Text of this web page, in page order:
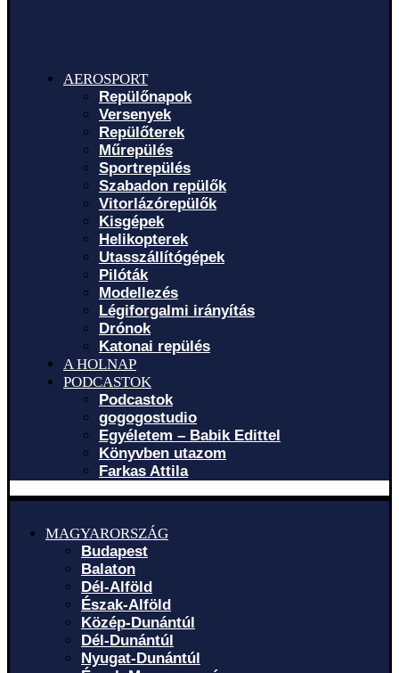
AEROSPORT
Repülőnapok
Versenyek
Repülőterek
Műrepülés
Sportrepülés
Szabadon repülők
Vitorlázórepülők
Kisgépek
Helikopterek
Utasszállítógépek
Pilóták
Modellezés
Légiforgalmi irányítás
Drónok
Katonai repülés
A HOLNAP
PODCASTOK
Podcastok
gogogostudio
Egyéletem – Babik Edittel
Könyvben utazom
Farkas Attila
MAGYARORSZÁG
Budapest
Balaton
Dél-Alföld
Észak-Alföld
Közép-Dunántúl
Dél-Dunántúl
Nyugat-Dunántúl